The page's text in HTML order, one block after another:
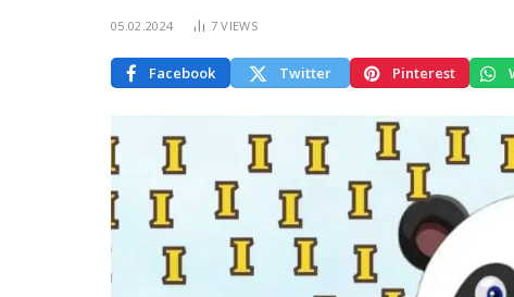
05.02.2024 7VIEWS
Facebook Twitter Pinterest